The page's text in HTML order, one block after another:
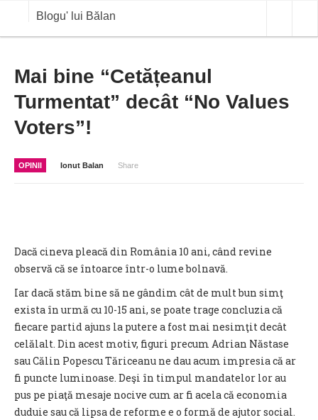
Blogu' lui Bălan
OPINII
ANALIZE
BLOG IN DIALOG
Mai bine “Cetățeanul
Turmentat” decât “No Values
Voters”!
OPINII Ionut Balan Share
Dacă cineva pleacă din România 10 ani, când revine
observă că se întoarce într-o lume bolnavă.
Iar dacă stăm bine să ne gândim cât de mult bun simţ
exista în urmă cu 10-15 ani, se poate trage concluzia că
fiecare partid ajuns la putere a fost mai nesimţit decât
celălalt. Din acest motiv, figuri precum Adrian Năstase
sau Călin Popescu Tăriceanu ne dau acum impresia că ar
fi puncte luminoase. Deşi în timpul mandatelor lor au
pus pe piaţă mesaje nocive cum ar fi acela că economia
duduie sau că lipsa de reforme e o formă de ajutor social.